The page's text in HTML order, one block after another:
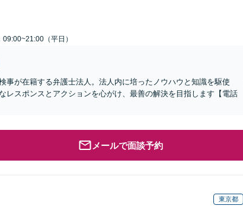
09:00~21:00（平日）
事が在籍する弁護士法人。法人内に培ったノウハウと知識を駆使
レスポンスとアクションを心がけ、最善の解決を目指します【電話
メールで面談予約
東京都